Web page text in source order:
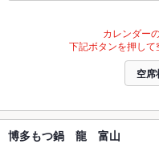
カレンダー
下記ボタンを押して
空席
博多もつ鍋 龍 富山